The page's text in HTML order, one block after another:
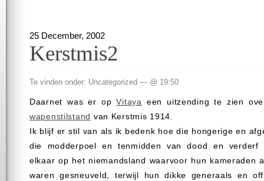
25 December, 2002
Kerstmis2
Te vinden onder: Uncategorized — @ 19:50
Daarnet was er opVitaya
een uitzending te zien
wapenstilstand van Kerstmis 1914.
Ik blijf er stil van als ik bedenk hoe die hongerige en
die modderpoel en tenmidden van dood en verderf
elkaar op het niemandsland waarvoor hun kameraden
waren gesneuveld, terwijl hun dikke generaals en